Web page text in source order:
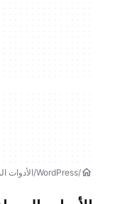
WordPress الأدوات